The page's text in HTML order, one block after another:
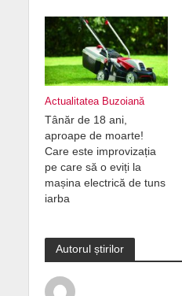
Actualitatea Buzoiană
Tânăr de 18 ani,
aproape de moarte!
Care este improvizația
pe care să o eviți la
mașina electrică de tuns
iarba
Autorul știrilor